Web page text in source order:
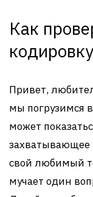
Как
Привет,
мы погрузимся
может
захватывающее
свой любимый
мучает один